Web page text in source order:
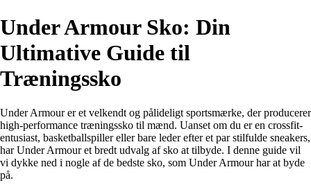
Under Armour Sko: Din
Ultimative Guide til
Træningssko
Under Armour er et velkendt og pålideligt sportsmærke, der producerer
high-performance træningssko til mænd. Uanset om du er en crossfit-
entusiast, basketballspiller eller bare leder efter et par stilfulde sneakers,
har Under Armour et bredt udvalg af sko at tilbyde. I denne guide vil
vi dykke ned i nogle af de bedste sko, som Under Armour har at byde
på.